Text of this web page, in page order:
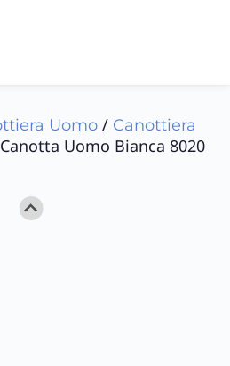
Uomo / Canottiera
Uomo Bianca 8020